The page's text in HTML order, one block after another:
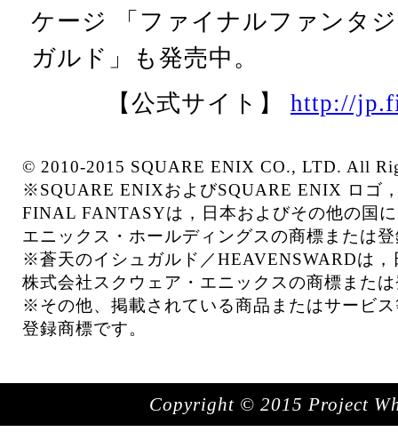
ケージ 「ファイナルファンタ
ガルド」も発売中。
【公式サイト】 http://
© 2010-2015 SQUARE ENIX CO., LTD. All
※SQUARE ENIXおよびSQUARE ENIX ロゴ
FINAL FANTASYは，日本およびその他の国
エニックス・ホールディングスの商標または
※蒼天のイシュガルド／HEAVENSWARDは
株式会社スクウェア・エニックスの商標また
※その他、掲載されている商品またはサービ
登録商標です。
Copyright © 2015 Project